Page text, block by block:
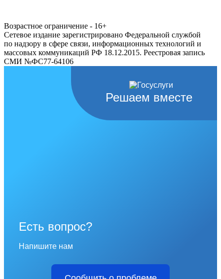
Возрастное ограничение - 16+
Сетевое издание зарегистрировано Федеральной службой
по надзору в сфере связи, информационных технологий и
массовых коммуникаций РФ 18.12.2015. Реестровая запись
СМИ №ФС77-64106
Решаем вместе
Есть вопрос?
Напишите нам